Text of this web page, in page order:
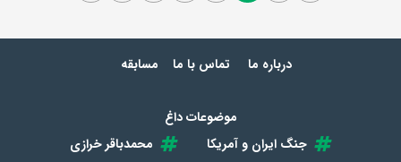
درباره ما تماس با ما مسابقه
موضوعات داغ
جنگ ایران و آمریکا
محمدباقر خرازی